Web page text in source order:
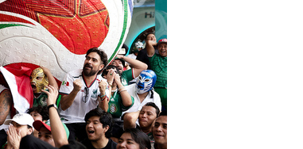
вчера, 19:35Памфилова
сообщила об омоложении
партийных списков на выборах
в Госдуму
вчера, 19:25Путин
прокомментировал первый
номер «Единой России» в
бюллетене
вчера, 19:15Путин обсудил с